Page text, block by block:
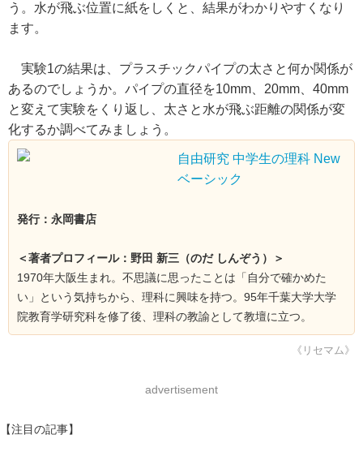
う。水が飛ぶ位置に紙をしくと、結果がわかりやすくなり
ます。
実験1の結果は、プラスチックパイプの太さと何か関係が
あるのでしょうか。パイプの直径を10mm、20mm、40mm
と変えて実験をくり返し、太さと水が飛ぶ距離の関係が変
化するか調べてみましょう。
自由研究 中学生の理科 New
ベーシック
発行：永岡書店
＜著者プロフィール：野田 新三（のだ しんぞう）＞
1970年大阪生まれ。不思議に思ったことは「自分で確かめた
い」という気持ちから、理科に興味を持つ。95年千葉大学大学
院教育学研究科を修了後、理科の教諭として教壇に立つ。
《リセマム》
advertisement
【注目の記事】